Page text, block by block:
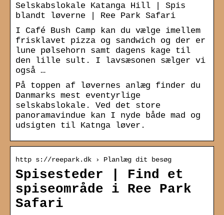
Selskabslokale Katanga Hill | Spis
blandt løverne | Ree Park Safari
I Café Bush Camp kan du vælge imellem
frisklavet pizza og sandwich og der er
lune pølsehorn samt dagens kage til
den lille sult. I lavsæsonen sælger vi
også …
På toppen af løvernes anlæg finder du
Dan­marks mest eventyrlige
selskabslokale. Ved det store
panoramavindue kan I nyde både mad og
udsigten til Katnga løver.
http s://reepark.dk › Planlæg dit besøg
Spisesteder | Find et
spiseområde i Ree Park
Safari